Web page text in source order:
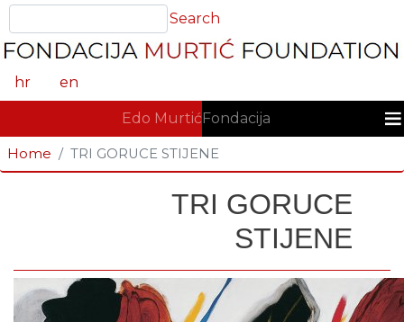
Skoči
glavni
Search
hr en
GLAVNA NAVIGACIJA
Edo MurtićFondacija
Home TRI GORUCE STIJENE
TRI GORUCE
STIJENE
Fotografija